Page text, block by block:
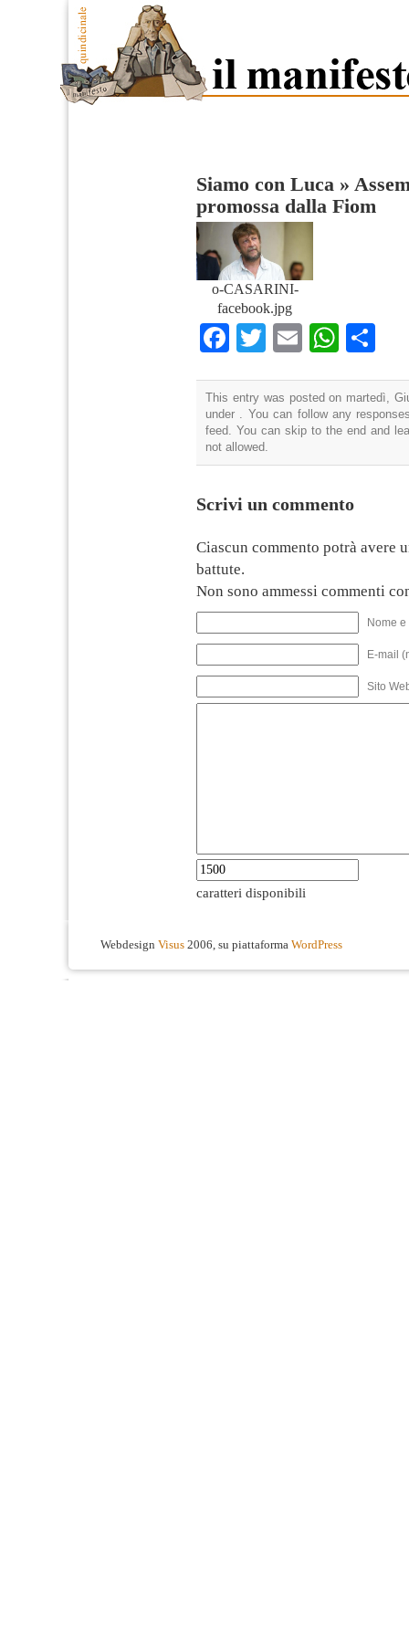
Siamo con Luca »
promossa dalla Fiom
o-CASARINI-
facebook.jpg
Facebook
TwitterEmail
This entry was posted on martedì,
under . You can follow any
feed. You can skip to the end and
not allowed.
Scrivi un commento
Ciascun commento potrà avere
battute.
Non sono ammessi commenti
Nome
E-mail
Sito
caratteri disponibili
Webdesign Visus 2006, su piattaforma WordPress